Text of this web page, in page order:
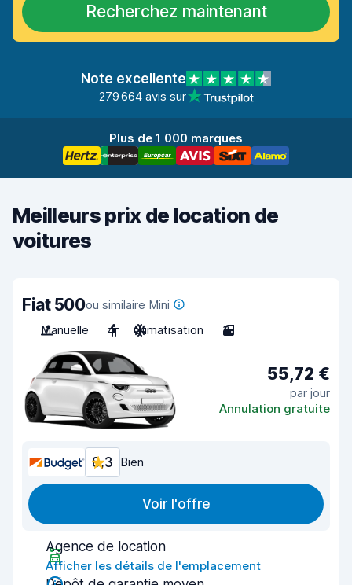
Recherchez maintenant
Note excellente
279 664 avis sur
Plus de 1 000 marques
Meilleurs prix de location de
voitures
Fiat 500ou similaire Mini
Manuelle
4 Climatisation 3
55,72 €
par jour
Annulation gratuite
8,3 Bien
Voir l'offre
Agence de location
Afficher les détails de l'emplacement